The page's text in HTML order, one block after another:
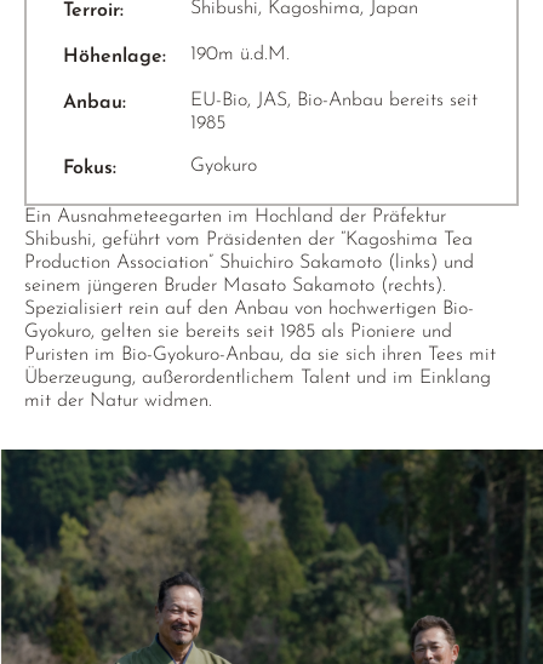
Terroir: Shibushi, Kagoshima, Japan
Höhenlage: 190m ü.d.M.
Anbau:
EU-Bio, JAS, Bio-Anbau bereits seit
1985
Fokus: Gyokuro
Ein Ausnahmeteegarten im Hochland der Präfektur
Shibushi, geführt vom Präsidenten der “Kagoshima Tea
Production Association” Shuichiro Sakamoto (links) und
seinem jüngeren Bruder Masato Sakamoto (rechts).
Spezialisiert rein auf den Anbau von hochwertigen Bio-
Gyokuro, gelten sie bereits seit 1985 als Pioniere und
Puristen im Bio-Gyokuro-Anbau, da sie sich ihren Tees mit
Überzeugung, außerordentlichem Talent und im Einklang
mit der Natur widmen.